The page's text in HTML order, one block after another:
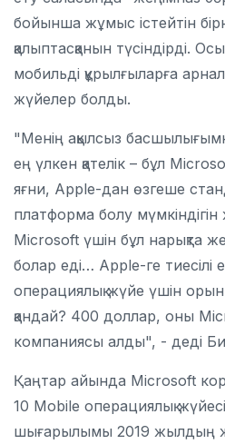
бойынша жұмыс істейтін
қалыптасқанын түсіндірді.
мобильді құрылғыларға
жүйелер болды.
"Менің ақылсыз
ең үлкен қателік – бұл
яғни, Apple-дан өзгеше
платформа болу мүмкіндігін
Microsoft үшін бұл нарықта
болар еді… Apple-ге тиесілі
операциялық жүйе үшін
қандай? 400 доллар, оны
компаниясы алды", - деді
Қаңтар айында Microsoft
10 Mobile операциялық
шығарылымы 2019 жылдың